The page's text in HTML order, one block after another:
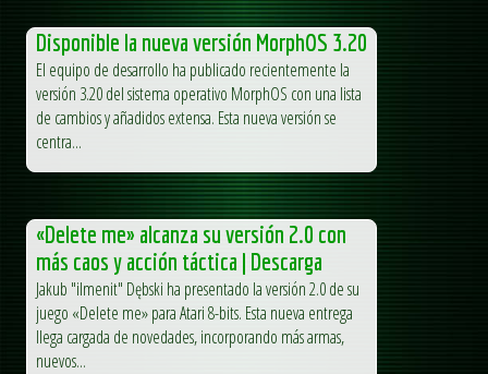
Disponible la nueva versión MorphOS 3.20
El equipo de desarrollo ha publicado recientemente la
versión 3.20 del sistema operativo MorphOS con una lista
de cambios y añadidos extensa. Esta nueva versión se
centra...
«Delete me» alcanza su versión 2.0 con
más caos y acción táctica | Descarga
Jakub "ilmenit" Dębski ha presentado la versión 2.0 de su
juego «Delete me» para Atari 8-bits. Esta nueva entrega
llega cargada de novedades, incorporando más armas,
nuevos...